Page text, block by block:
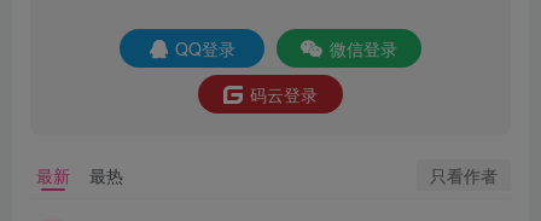
QQ登录
微信登录
码云登录
最新 最热 只看作者